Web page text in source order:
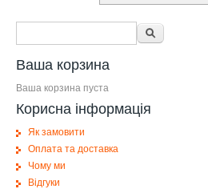
Форма поиска
Ваша корзина
Ваша корзина пуста
Корисна інформація
Як замовити
Оплата та доставка
Чому ми
Відгуки